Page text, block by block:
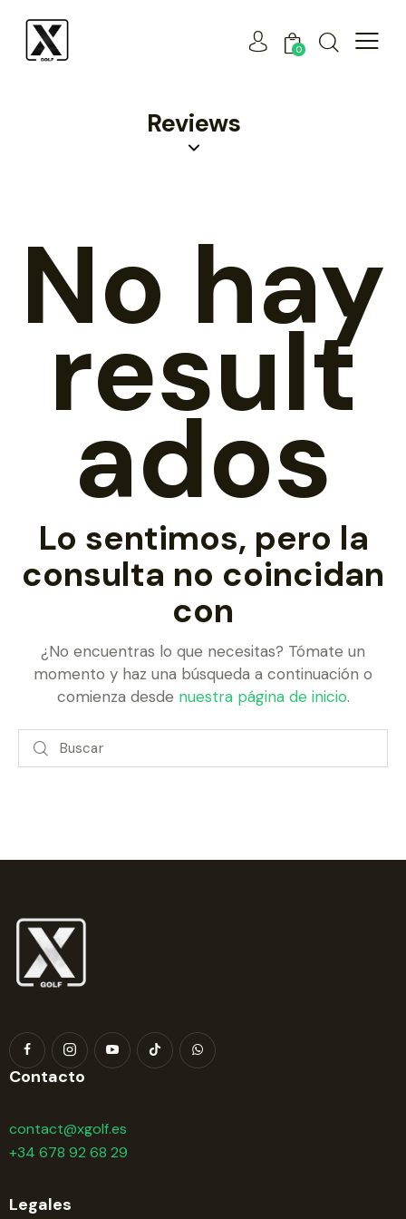
0
Reviews
No hay
result
ados
Lo sentimos, pero la
consulta no coincidan
con
¿No encuentras lo que necesitas? Tómate un
momento y haz una búsqueda a continuación o
comienza desde nuestra página de inicio.
Contacto
contact@xgolf.es
+34 678 92 68 29
Legales